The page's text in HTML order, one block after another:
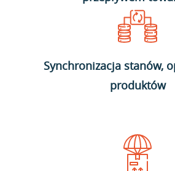
Synchronizacja stanów,
produktów